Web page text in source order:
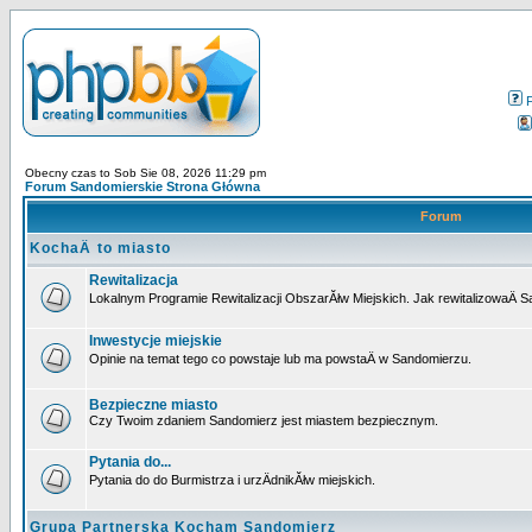
Obecny czas to Sob Sie 08, 2026 11:29 pm
Forum Sandomierskie Strona Główna
Forum
KochaÄ to miasto
Rewitalizacja
Lokalnym Programie Rewitalizacji ObszarĂłw Miejskich. Jak rewitalizowaÄ
Inwestycje miejskie
Opinie na temat tego co powstaje lub ma powstaÄ w Sandomierzu.
Bezpieczne miasto
Czy Twoim zdaniem Sandomierz jest miastem bezpiecznym.
Pytania do...
Pytania do do Burmistrza i urzÄdnikĂłw miejskich.
Grupa Partnerska Kocham Sandomierz